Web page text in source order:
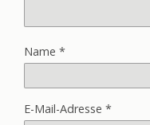
Name *
E-Mail-Adresse *